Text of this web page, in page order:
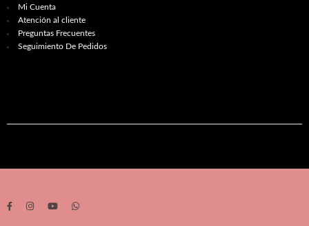
Mi Cuenta
Atención al cliente
Preguntas Frecuentes
Seguimiento De Pedidos